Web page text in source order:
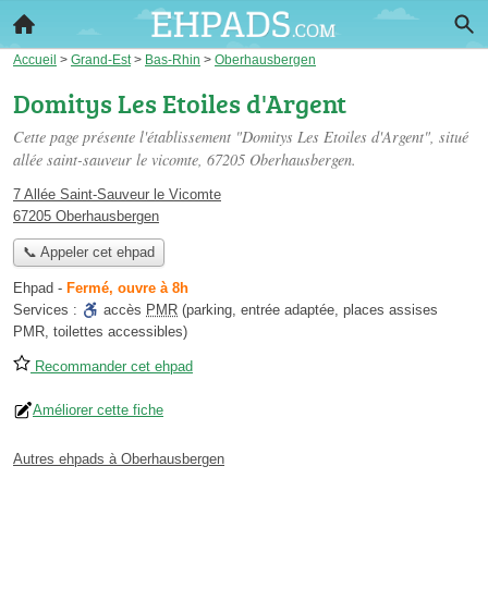
Accueil > Grand-Est> Bas-Rhin > Oberhausbergen
Domitys Les Etoiles d'Argent
Cette page présente l'établissement "Domitys Les Etoiles d'Argent", situé
allée saint-sauveur le vicomte, 67205 Oberhausbergen.
7 Allée Saint-Sauveur le Vicomte
67205 Oberhausbergen
📞 Appeler cet ehpad
Ehpad - Fermé, ouvre à 8h
Services :
accès PMR (parking, entrée adaptée, places assises
PMR, toilettes accessibles)
Recommander cet ehpad
Améliorer cette fiche
Autres ehpads à Oberhausbergen